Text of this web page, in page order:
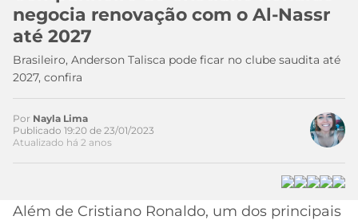
APOSTA
MELHORES
SITES
DE
APOSTAS
2026
BETBOOM
COPA
DO
MUNDO
TIMES
MEU
TIME
PALMEIRAS
CAMPEONATOS
SÉRIE
ESPORTIVA
negocia renovação com o Al-Nassr
até 2027
Brasileiro, Anderson Talisca pode ficar no clube saudita até
2027, confira
Por Nayla Lima
Publicado 19:20 de 23/01/2023
Atualizado há 2 anos
Além de Cristiano Ronaldo, um dos principais